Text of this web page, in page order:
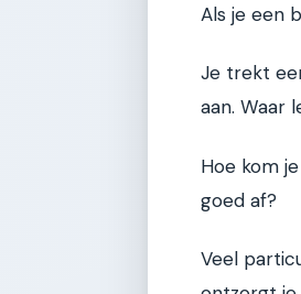
Als je een
Je trekt
aan. Waar
Hoe kom
goed af?
Veel